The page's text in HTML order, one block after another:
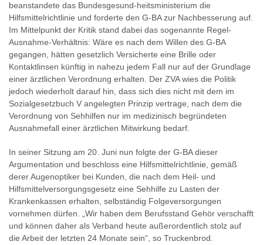
beanstandete das Bundesgesund-heitsministerium die
Hilfsmittelrichtlinie und forderte den G-BA zur Nachbesserung auf.
Im Mittelpunkt der Kritik stand dabei das sogenannte Regel-
Ausnahme-Verhältnis: Wäre es nach dem Willen des G-BA
gegangen, hätten gesetzlich Versicherte eine Brille oder
Kontaktlinsen künftig in nahezu jedem Fall nur auf der Grundlage
einer ärztlichen Verordnung erhalten. Der ZVA wies die Politik
jedoch wiederholt darauf hin, dass sich dies nicht mit dem im
Sozialgesetzbuch V angelegten Prinzip vertrage, nach dem die
Verordnung von Sehhilfen nur im medizinisch begründeten
Ausnahmefall einer ärztlichen Mitwirkung bedarf.
In seiner Sitzung am 20. Juni nun folgte der G-BA dieser
Argumentation und beschloss eine Hilfsmittelrichtlinie, gemäß
derer Augenoptiker bei Kunden, die nach dem Heil- und
Hilfsmittelversorgungsgesetz eine Sehhilfe zu Lasten der
Krankenkassen erhalten, selbständig Folgeversorgungen
vornehmen dürfen. „Wir haben dem Berufsstand Gehör verschafft
und können daher als Verband heute außerordentlich stolz auf
die Arbeit der letzten 24 Monate sein“, so Truckenbrod.